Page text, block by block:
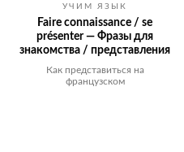
УЧИМ ЯЗЫК
Faire connaissance / se
présenter — Фразы для
знакомства / представления
Как представиться на
французском